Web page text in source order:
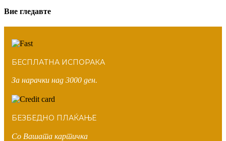
Вие гледавте
БЕСПЛАТНА ИСПОРАКА
За нарачки над 3000 ден.
БЕЗБЕДНО ПЛАЌАЊЕ
Со Вашата картичка